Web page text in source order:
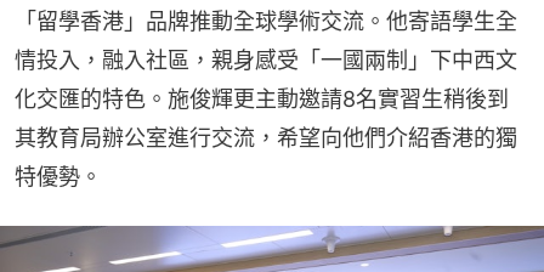
「留學香港」品牌推動全球學術交流。他寄語學生全
情投入，融入社區，親身感受「一國兩制」下中西文
化交匯的特色。施俊輝更主動邀請8名實習生稍後到
其教育局辦公室進行交流，希望向他們介紹香港的獨
特優勢。